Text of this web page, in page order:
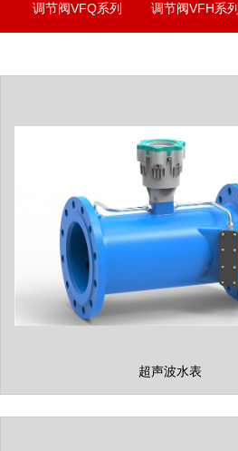
调节阀VFQ系列 调节阀VFH系列
超声波水表